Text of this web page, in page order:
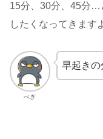
15分、30分、45分…
したくなってきます
ぺぎ
早起きの